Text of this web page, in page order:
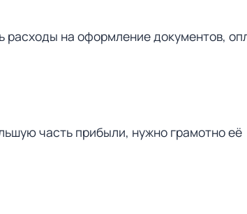
расходы на оформление документов,
часть прибыли, нужно грамотно её